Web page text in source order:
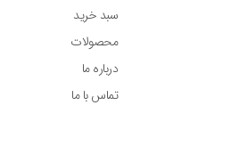
سبد خرید
محصولات
درباره ما
تماس با ما